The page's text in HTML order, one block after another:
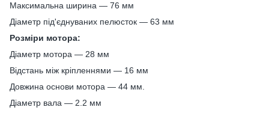
Максимальна ширина — 76 мм
Діаметр під'єднуваних пелюсток — 63 мм
Розміри мотора:
Діаметр мотора — 28 мм
Відстань між кріпленнями — 16 мм
Довжина основи мотора — 44 мм.
Діаметр вала — 2.2 мм